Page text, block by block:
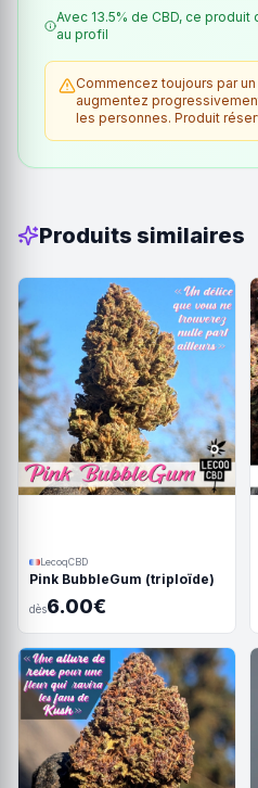
Avec 13.5% de CBD, ce produit
au profil
Commencez toujours par
augmentez
les personnes. Produit
Produits similaires
LecoqCBD
Pink BubbleGum (triploïde)
dès6.00€